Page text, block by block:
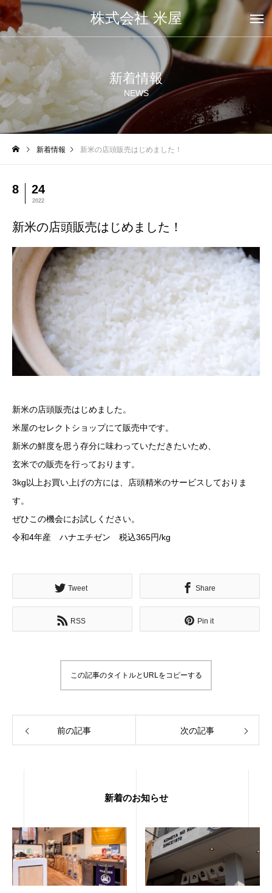
株式会社 米屋
新着情報
NEWS
新着情報 新米の店頭販売はじめました！
8 24
2022
新米の店頭販売はじめました！
新米の店頭販売はじめました。
米屋のセレクトショップにて販売中です。
新米の鮮度を思う存分に味わっていただきたいため、
玄米での販売を行っております。
3kg以上お買い上げの方には、店頭精米のサービスしておりま
す。
ぜひこの機会にお試しください。
令和4年産 ハナエチゼン 税込365円/kg
Tweet Share
RSS Pin it
この記事のタイトルとURLをコピーする
前の記事 次の記事
新着のお知らせ